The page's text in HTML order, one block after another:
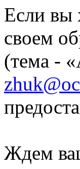
Если вы
своем
(тема -
Ждем